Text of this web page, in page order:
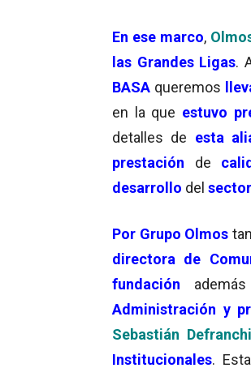
En ese marco,
las Grandes Ligas.
BASA queremos
en la que estuvo
detalles de esta
prestación
de
desarrollo del
Por Grupo Olmos
directora de
fundación
Administración y
Sebastián Defranchi
Institucionales.